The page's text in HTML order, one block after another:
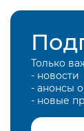
Только
- новости
- анонсы
- новые